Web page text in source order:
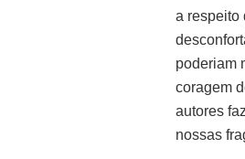
a respeito
poderiam
coragem
autores
nossas